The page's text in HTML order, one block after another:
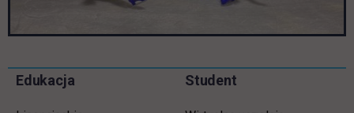
Pomiń
Informacje w stopce
Edukacja Student